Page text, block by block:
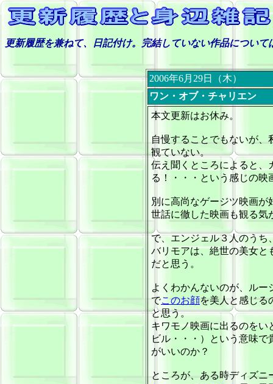
更新履歴を兼ねて、日記付け。完結していない作品につい
2006年6月29日（木）
ワン・オブ・チャリエン
本文更新はお休み。
自慢することでもないが
観ていない。
伝え聞くところによると、
る！・・・という感じの映
別に高尚なゲージツ映画
世話に徹した映画も観る気
で、エンジェル３人のうち
バリモアは、絶世の美女と
だと思う。
よくわかんないのが、ル
でこのお顔を美人と感じる
と思う。
キワモノ映画に出るのをい
ビル・・・）という意味
がいいのか？
ところが、ある時ディズ